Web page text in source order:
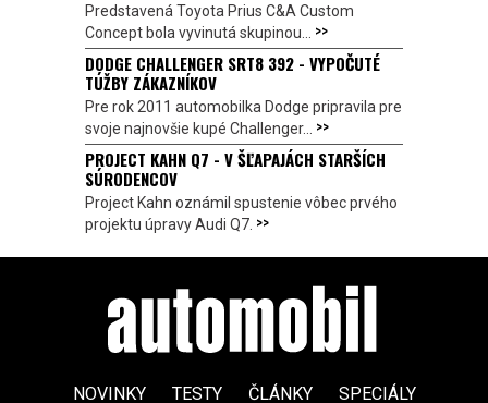
Predstavená Toyota Prius C&A Custom
Concept bola vyvinutá skupinou... >>
DODGE CHALLENGER SRT8 392 - VYPOČUTÉ
TÚŽBY ZÁKAZNÍKOV
Pre rok 2011 automobilka Dodge pripravila pre
svoje najnovšie kupé Challenger... >>
PROJECT KAHN Q7 - V ŠĽAPAJÁCH STARŠÍCH
SÚRODENCOV
Project Kahn oznámil spustenie vôbec prvého
projektu úpravy Audi Q7. >>
NOVINKY TESTY ČLÁNKY SPECIÁLY